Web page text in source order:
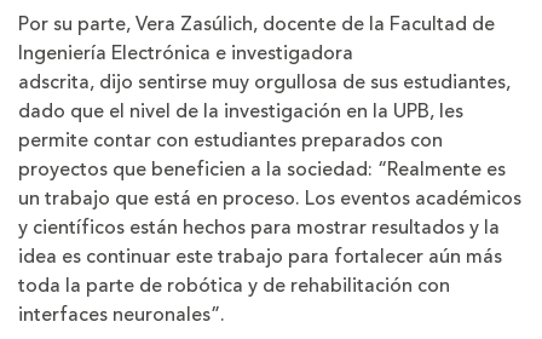
Por su parte, Vera Zasúlich, docente de la Facultad de
Ingeniería Electrónica e investigadora
adscrita, dijo sentirse muy orgullosa de sus estudiantes,
dado que el nivel de la investigación en la UPB, les
permite contar con estudiantes preparados con
proyectos que beneficien a la sociedad: “Realmente es
un trabajo que está en proceso. Los eventos académicos
y científicos están hechos para mostrar resultados y la
idea es continuar este trabajo para fortalecer aún más
toda la parte de robótica y de rehabilitación con
interfaces neuronales”.